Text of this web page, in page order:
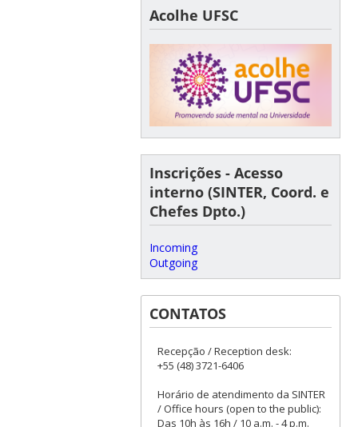
Acolhe UFSC
Inscrições - Acesso
interno (SINTER, Coord. e
Chefes Dpto.)
Incoming
Outgoing
CONTATOS
Recepção / Reception desk:
+55 (48) 3721-6406
Horário de atendimento da SINTER
/ Office hours (open to the public):
Das 10h às 16h / 10 a.m. - 4 p.m.